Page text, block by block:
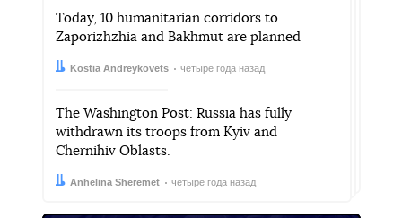
Today, 10 humanitarian corridors to
Zaporizhzhia and Bakhmut are planned
Автор:
Kostia Andreykovets
Дата: четыре года назад
The Washington Post: Russia has fully
withdrawn its troops from Kyiv and
Chernihiv Oblasts.
Автор:Anhelina Sheremet
Дата: четыре года назад